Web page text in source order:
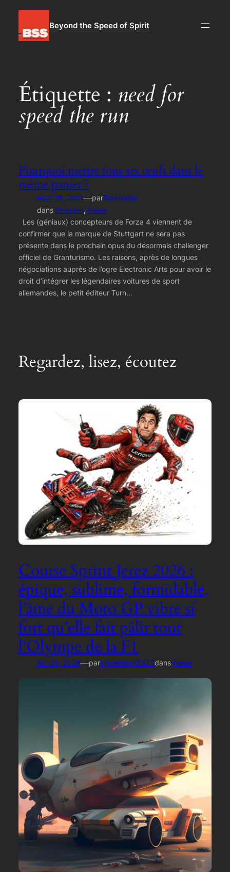
contenu
Beyond the Speed of Spirit
Étiquette : need for
speed the run
Pourquoi mettre tous ses œufs dans le
même panier ?
Août 26, 2011—parBonneville
dans Dossiers, News
Les (géniaux) concepteurs de Forza 4 viennent de
confirmer que la marque de Stuttgart ne sera pas
présente dans le prochain opus du désormais challenger
officiel de Granturismo. Les raisons, après de longues
négociations auprès de l’ogre Electronic Arts pour avoir le
droit d’intégrer les légendaires voitures de sport
allemandes, le petit éditeur Turn…
Regardez, lisez, écoutez
Course Sprint Jerez 2026 :
épique, sublime, formidable,
l’âme du Moto GP vibre si
fort qu’elle fait pâlir tout
l’Olympe de la F1
Avr 25, 2026—parHyperion KEATSdans News